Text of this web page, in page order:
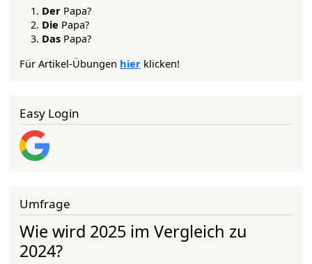
Der Papa?
Die Papa?
Das Papa?
Für Artikel-Übungen hier klicken!
Easy Login
Umfrage
Wie wird 2025 im Vergleich zu
2024?